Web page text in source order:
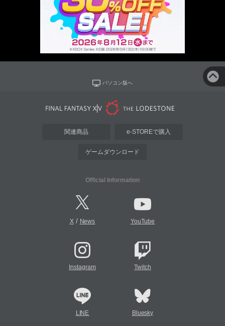
パソコン版へ
関連商品 e-STOREで購入
ゲームダウンロード
Official Information
X/ News YouTube
Instagram Twitch
LINE Bluesky